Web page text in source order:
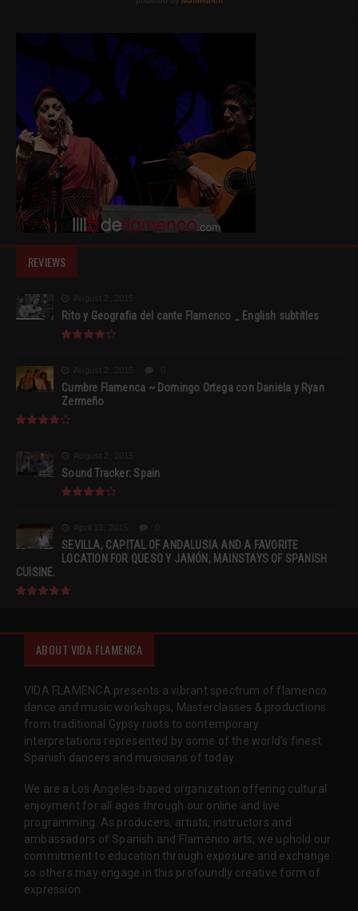
REVIEWS
Rito y Geografia del cante Flamenco _ English subtitles
Cumbre Flamenca ~ Domingo Ortega con Daniela y Ryan
Zermeño
Sound Tracker: Spain
SEVILLA, CAPITAL OF ANDALUSIA AND A FAVORITE
LOCATION FOR QUESO Y JAMÓN, MAINSTAYS OF SPANISH
CUISINE.
ABOUT VIDA FLAMENCA
VIDA FLAMENCA presents a vibrant spectrum of flamenco
dance and music workshops, Masterclasses & productions
from traditional Gypsy roots to contemporary
interpretations represented by some of the world’s finest
Spanish dancers and musicians of today.
We are a Los Angeles-based organization offering cultural
enjoyment for all ages through our online and live
programming. As producers, artists, instructors and
ambassadors of Spanish and Flamenco arts, we uphold our
commitment to education through exposure and exchange
so others may engage in this profoundly creative form of
expression.